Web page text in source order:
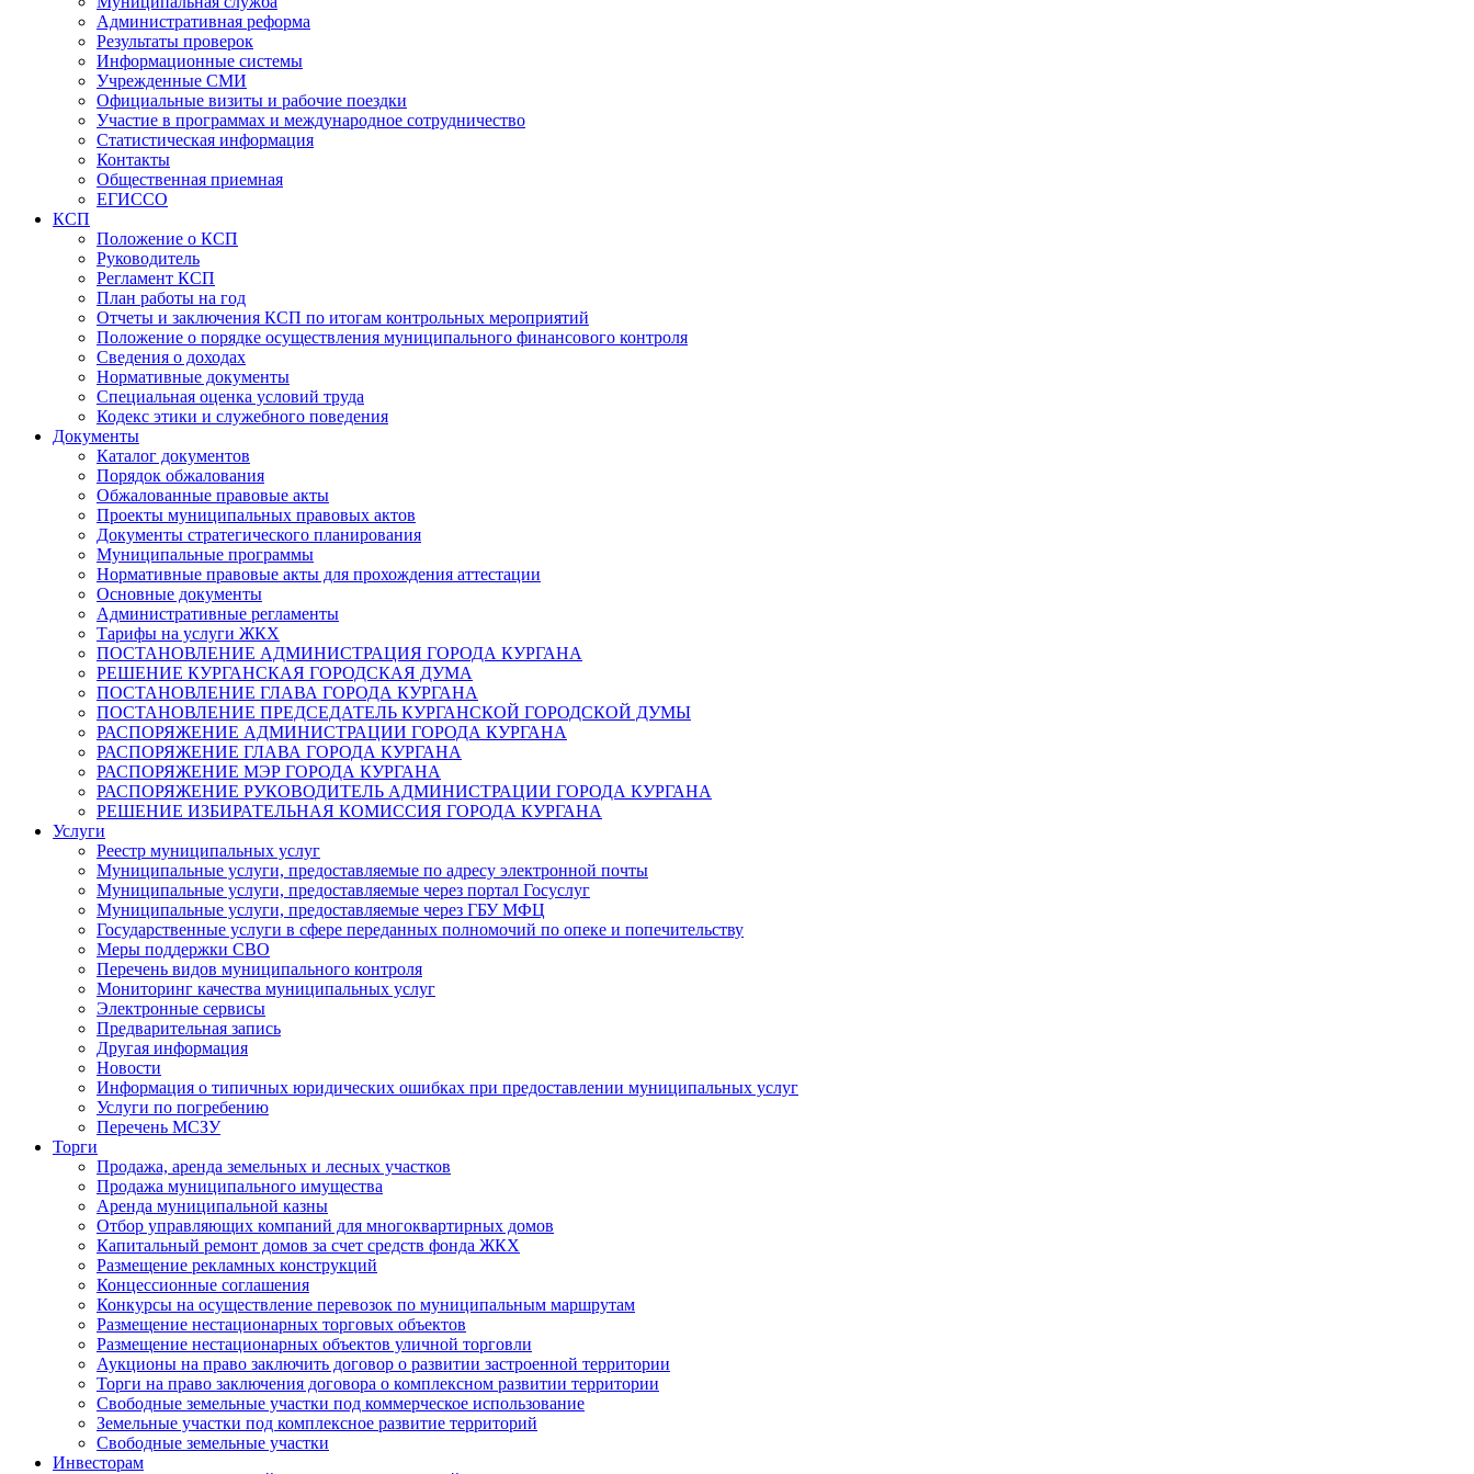
Административная реформа
Результаты проверок
Информационные системы
Учрежденные СМИ
Официальные визиты и рабочие поездки
Участие в программах и международное сотрудничество
Статистическая информация
Контакты
Общественная приемная
ЕГИССО
КСП
Положение о КСП
Руководитель
Регламент КСП
План работы на год
Отчеты и заключения КСП по итогам контрольных мероприятий
Положение о порядке осуществления муниципального финансового контроля
Сведения о доходах
Нормативные документы
Специальная оценка условий труда
Кодекс этики и служебного поведения
Документы
Каталог документов
Порядок обжалования
Обжалованные правовые акты
Проекты муниципальных правовых актов
Документы стратегического планирования
Муниципальные программы
Нормативные правовые акты для прохождения аттестации
Основные документы
Административные регламенты
Тарифы на услуги ЖКХ
ПОСТАНОВЛЕНИЕ АДМИНИСТРАЦИЯ ГОРОДА КУРГАНА
РЕШЕНИЕ КУРГАНСКАЯ ГОРОДСКАЯ ДУМА
ПОСТАНОВЛЕНИЕ ГЛАВА ГОРОДА КУРГАНА
ПОСТАНОВЛЕНИЕ ПРЕДСЕДАТЕЛЬ КУРГАНСКОЙ ГОРОДСКОЙ ДУМЫ
РАСПОРЯЖЕНИЕ АДМИНИСТРАЦИИ ГОРОДА КУРГАНА
РАСПОРЯЖЕНИЕ ГЛАВА ГОРОДА КУРГАНА
РАСПОРЯЖЕНИЕ МЭР ГОРОДА КУРГАНА
РАСПОРЯЖЕНИЕ РУКОВОДИТЕЛЬ АДМИНИСТРАЦИИ ГОРОДА КУРГАНА
РЕШЕНИЕ ИЗБИРАТЕЛЬНАЯ КОМИССИЯ ГОРОДА КУРГАНА
Услуги
Реестр муниципальных услуг
Муниципальные услуги, предоставляемые по адресу электронной почты
Муниципальные услуги, предоставляемые через портал Госуслуг
Муниципальные услуги, предоставляемые через ГБУ МФЦ
Государственные услуги в сфере переданных полномочий по опеке и попечительству
Меры поддержки СВО
Перечень видов муниципального контроля
Мониторинг качества муниципальных услуг
Электронные сервисы
Предварительная запись
Другая информация
Новости
Информация о типичных юридических ошибках при предоставлении муниципальных услуг
Услуги по погребению
Перечень МСЗУ
Торги
Продажа, аренда земельных и лесных участков
Продажа муниципального имущества
Аренда муниципальной казны
Отбор управляющих компаний для многоквартирных домов
Капитальный ремонт домов за счет средств фонда ЖКХ
Размещение рекламных конструкций
Концессионные соглашения
Конкурсы на осуществление перевозок по муниципальным маршрутам
Размещение нестационарных торговых объектов
Размещение нестационарных объектов уличной торговли
Аукционы на право заключить договор о развитии застроенной территории
Торги на право заключения договора о комплексном развитии территории
Свободные земельные участки под коммерческое использование
Земельные участки под комплексное развитие территорий
Свободные земельные участки
Инвесторам